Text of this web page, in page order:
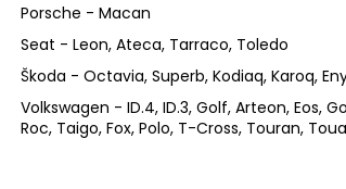
Porsche - Macan
Seat - Leon, Ateca, Tarraco, Toledo
Škoda - Octavia, Superb, Kodiaq, Karoq,
Volkswagen - ID.4, ID.3, Golf, Arteon, Eos,
Roc, Taigo, Fox, Polo, T-Cross, Touran,